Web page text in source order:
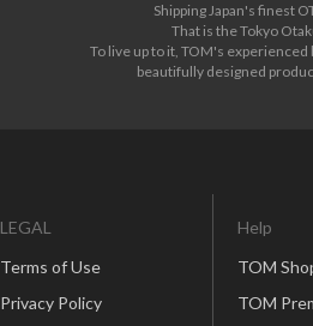
Shipping Japan's finest
That is the Tokyo
To live up to it, TOM's
beautifully designed
LEGAL
Terms of Use
Privacy Policy
Help
TOM
TOM